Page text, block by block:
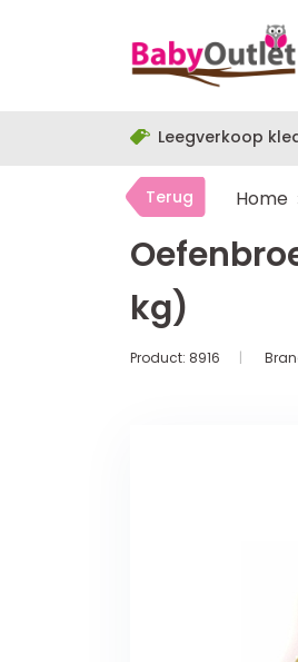
Leegverkoop
Terug Home
kg)
Product: 8916